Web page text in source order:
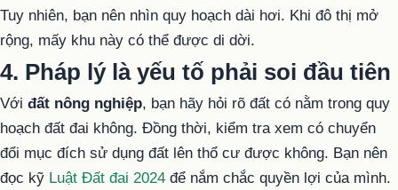
Tuy nhiên, bạn nên nhìn quy hoạch dài hơi. Khi đô thị mở
rộng, mấy khu này có thể được di dời.
4. Pháp lý là yếu tố phải soi đầu tiên
Với đất nông nghiệp, bạn hãy hỏi rõ đất có nằm trong quy
hoạch đất đai không. Đồng thời, kiểm tra xem có chuyển
đổi mục đích sử dụng đất lên thổ cư được không. Bạn nên
đọc kỹ Luật Đất đai 2024 để nắm chắc quyền lợi của mình.